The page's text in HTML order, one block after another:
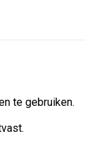
te gebruiken.